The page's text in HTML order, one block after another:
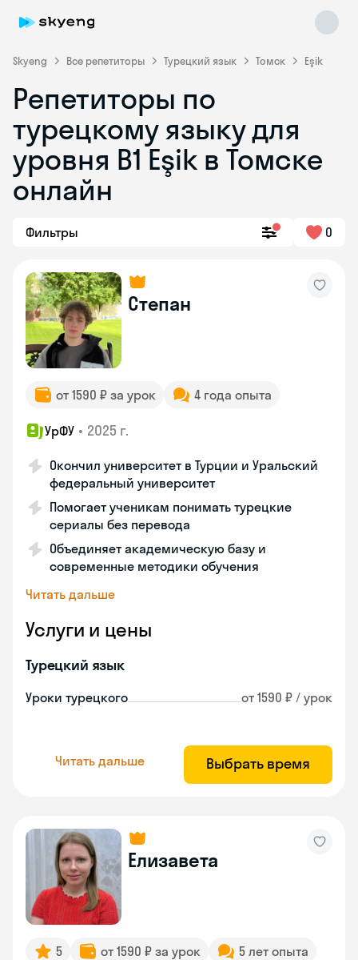
Skyeng Все репетиторы Турецкий язык Томск Eşik
Репетиторы по
турецкому языку для
уровня B1 Eşik в Томске
онлайн
Фильтры 0
Степан
от 1590 ₽ за урок 4 года опыта
УрФУ • 2025 г.
Окончил университет в Турции и Уральский
федеральный университет
Помогает ученикам понимать турецкие
сериалы без перевода
Объединяет академическую базу и
современные методики обучения
Читать дальше
Услуги и цены
Турецкий язык
Уроки турецкого от 1590 ₽ / урок
Читать дальше Выбрать время
Елизавета
5 от 1590 ₽ за урок
5 лет опыта